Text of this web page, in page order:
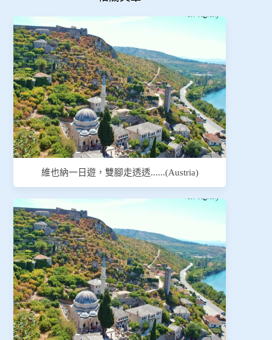
維也納一日遊，雙腳走透透......(Austria)